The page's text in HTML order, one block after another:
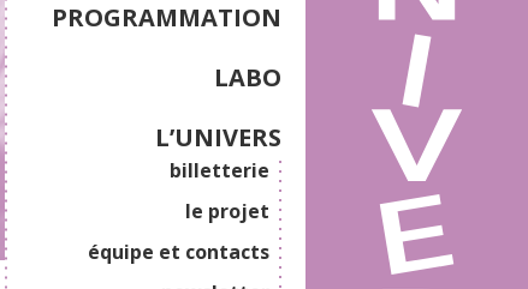
PROGRAMMATION
LABO
L’UNIVERS
billetterie
le projet
équipe et contacts